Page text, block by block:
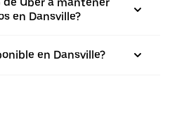
en Dansville?
en Dansville?